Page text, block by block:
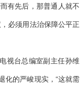
有先后，那普通人就不
必须用法治保障公平正
视台总编室副主任孙维
化的严峻现实，“这就需